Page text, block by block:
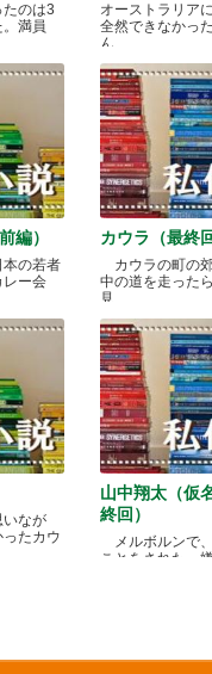
のは3
満員
オーストラリア
全然できなかっ
ん.....
編）
本の若者
レー会
カウラ（最終回
カウラの町の
中の道を走った
見.....
なが
たカウ
山中翔太（仮
終回）
メルボルンで
ことをされた、